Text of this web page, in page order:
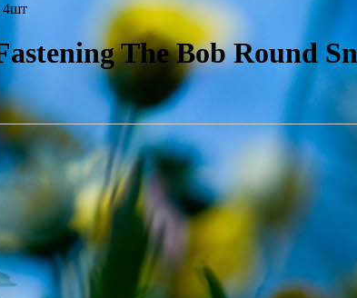
4шт
The Bob Round